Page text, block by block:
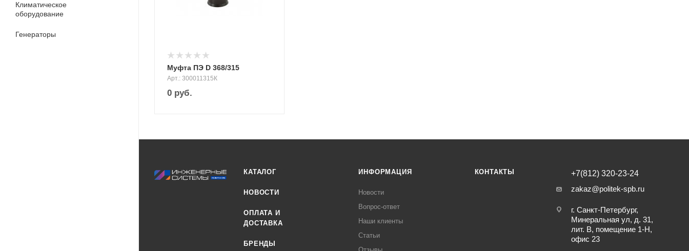
Климатическое
оборудование
Генераторы
Муфта ПЭ D 368/315
Арт.: 300011315К
0 руб.
КАТАЛОГ
НОВОСТИ
ОПЛАТА И
ДОСТАВКА
БРЕНДЫ
ИНФОРМАЦИЯ
Новости
Вопрос-ответ
Наши клиенты
Статьи
КОНТАКТЫ
+7(812) 320-23-24
zakaz@politek-spb.ru
г. Санкт-Петербург,
Минеральная ул, д. 31,
лит. В, помещение 1-Н,
офис 23